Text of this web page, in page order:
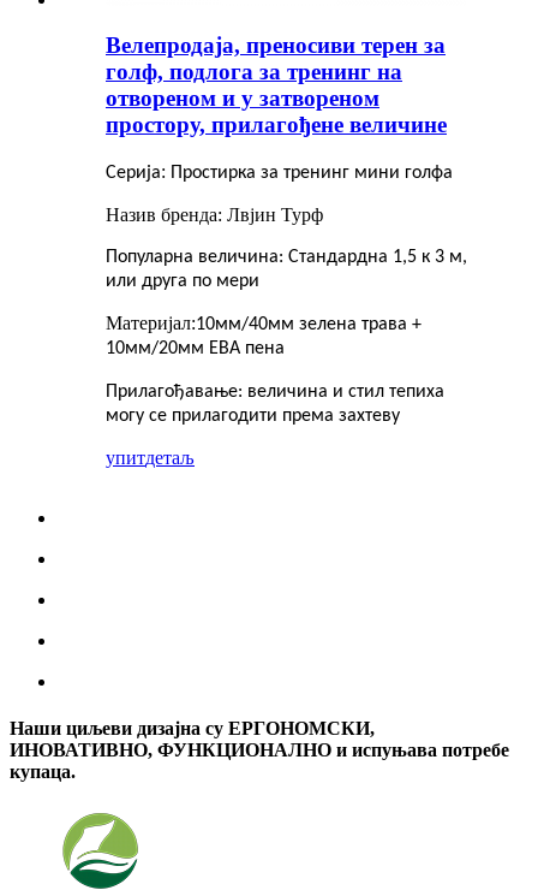
Велепродаја, преносиви терен за
голф, подлога за тренинг на
отвореном и у затвореном
простору, прилагођене величине
Серија: Простирка за тренинг мини голфа
Назив бренда: Лвјин Турф
Популарна величина: Стандардна 1,5 к 3 м,
или друга по мери
Материјал:10мм/40мм зелена трава +
10мм/20мм ЕВА пена
Прилагођавање: величина и стил тепиха
могу се прилагодити према захтеву
упитдетаљ
Наши циљеви дизајна су ЕРГОНОМСКИ,
ИНОВАТИВНО, ФУНКЦИОНАЛНО и испуњава потребе
купаца.